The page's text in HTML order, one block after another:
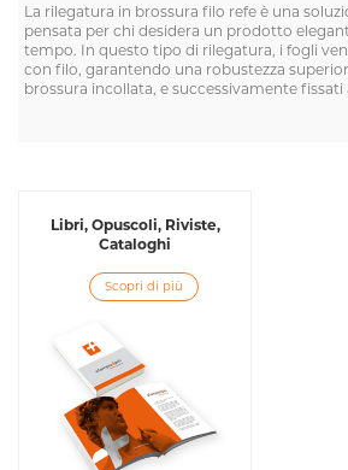
La rilegatura in brossura filo refe è una
pensata per chi desidera un prodotto
tempo. In questo tipo di rilegatura, i fogli
con filo , garantendo una robustezza
brossura incollata, e successivamente fissati
Libri, Opuscoli, Riviste,
Cataloghi
Scopri di più